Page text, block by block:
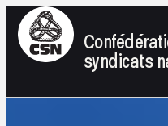
syndicats